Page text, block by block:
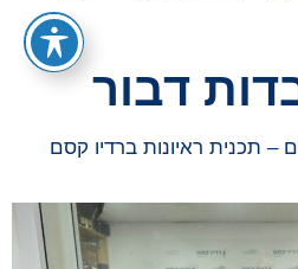
דבור
– תכנית ראיונות ברדיו קסם